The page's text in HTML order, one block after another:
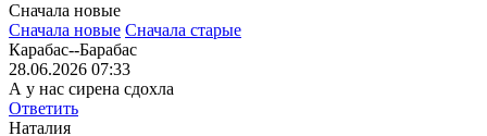
Сначала новые
Сначала новые Сначала старые
Карабас--Барабас
28.06.2026 07:33
А у нас сирена сдохла
Ответить
Наталия